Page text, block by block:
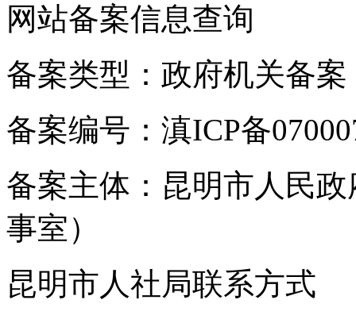
网站备案信息查询
备案类型：政府机关备案
备案编号：滇ICP备
备案主体：昆明市人民
事室）
昆明市人社局联系方式